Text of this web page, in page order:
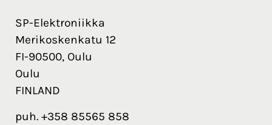
SP-Elektroniikka
Merikoskenkatu 12
FI-90500, Oulu
Oulu
FINLAND
puh. +358 85565 858